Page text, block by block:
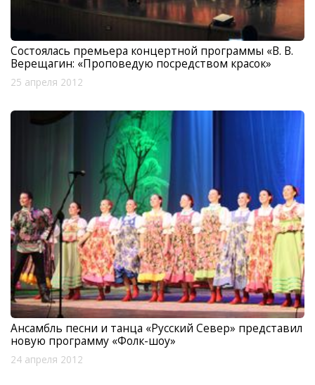
Состоялась премьера концертной программы «В. В.
Верещагин: «Проповедую посредством красок»
25 апреля 2012
Ансамбль песни и танца «Русский Север» представил
новую программу «Фолк-шоу»
24 апреля 2012